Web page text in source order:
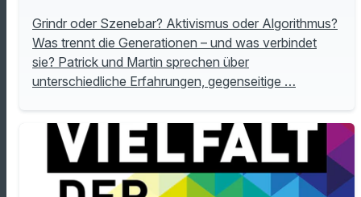
Grindr oder Szenebar? Aktivismus oder Algorithmus?
Was trennt die Generationen – und was verbindet
sie? Patrick und Martin sprechen über
unterschiedliche Erfahrungen, gegenseitige …